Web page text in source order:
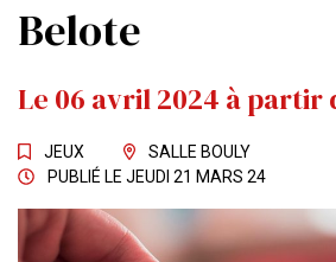
Belote
Le 06 avril2024 à partir
JEUX
SALLE BOULY
PUBLIÉ LE JEUDI 21 MARS 24